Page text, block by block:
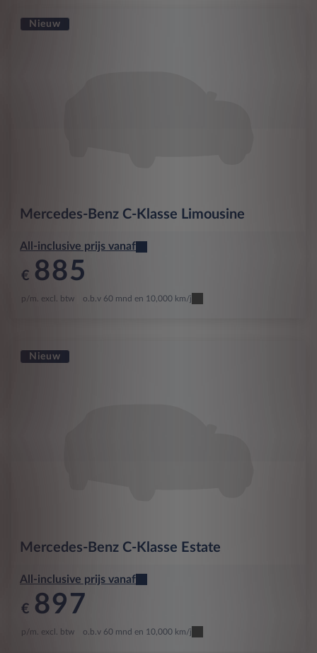
Nieuw
Mercedes-Benz C-Klasse Limousine
All-inclusive prijs vanaf
€ 885
p/m. excl. btw o.b.v 60 mnd en 10,000 km/j
Nieuw
Mercedes-Benz C-Klasse Estate
All-inclusive prijs vanaf
€ 897
p/m. excl. btw o.b.v 60 mnd en 10,000 km/j